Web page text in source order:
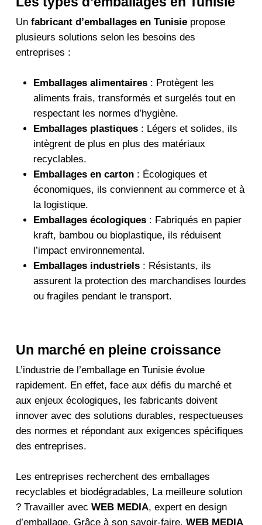
Un fabricant d’emballages en Tunisiepropose
plusieurs solutions selon les besoins des
entreprises :
Emballages alimentaires: Protègent les
aliments frais, transformés et surgelés tout en
respectant les normes d’hygiène.
Emballages plastiques: Légers et solides, ils
intègrent de plus en plus des matériaux
recyclables.
Emballages en carton: Écologiques et
économiques, ils conviennent au commerce et à
la logistique.
Emballages écologiques: Fabriqués en papier
kraft, bambou ou bioplastique, ils réduisent
l’impact environnemental.
Emballages industriels: Résistants, ils
assurent la protection des marchandises lourdes
ou fragiles pendant le transport.
Un marché en pleine croissance
L’industrie de l’emballage en Tunisie évolue
rapidement. En effet, face aux défis du marché et
aux enjeux écologiques, les fabricants doivent
innover avec des solutions durables, respectueuses
des normes et répondant aux exigences spécifiques
des entreprises.
Les entreprises recherchent des emballages
recyclables et biodégradables, La meilleure solution
? Travailler avec WEB MEDIA, expert en design
d’emballage. Grâce à son savoir-faire, WEB MEDIA